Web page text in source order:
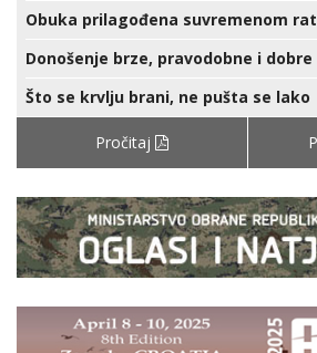
Obuka prilagođena suvremenom
Donošenje brze, pravodobne i
Što se krvlju brani, ne pušta se lako
Pročitaj